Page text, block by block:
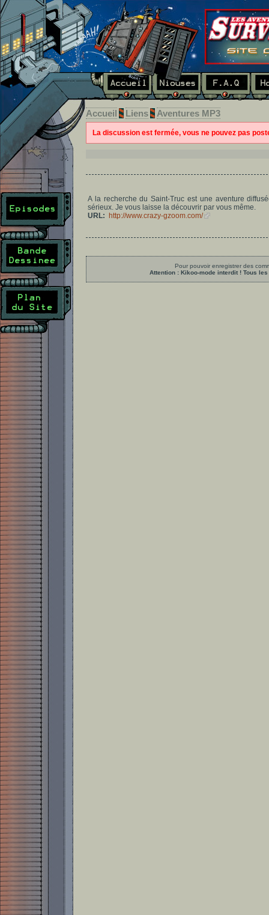
Accueil Liens Aventures MP3
La discussion est fermée, vous ne pouvez pas
A la recherche du Saint-Truc est une aventure
sérieux. Je vous laisse la découvrir par vous même.
URL:
http://www.crazy-gzoom.com/
Pour pouvoir enregistrer des
Attention : Kikoo-mode interdit ! Tous